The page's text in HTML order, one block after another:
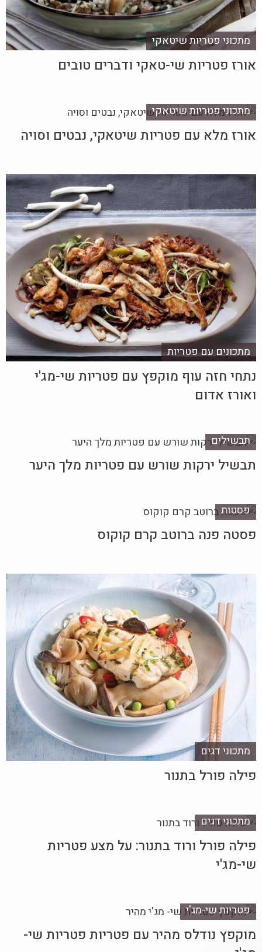
מתכוני פטריות שיטאקי
אורז פטריות שי-טאקי ודברים טובים
מתכוני פטריות שיטאקי
אורז מלא עם פטריות שיטאקי, נבטים וסויה
מתכונים עם פטריות
נתחי חזה עוף מוקפץ עם פטריות שי-מג'י
ואורז אדום
תבשילים
תבשיל ירקות שורש עם פטריות מלך היער
פסטות
פסטה פנה ברוטב קרם קוקוס
מתכוני דגים
פילה פורל בתנור
מתכוני דגים
פילה פורל ורוד בתנור: על מצע פטריות
שי-מג'י
פטריות שי-מג'י
מוקפץ נודלס מהיר עם פטריות פטריות שי-